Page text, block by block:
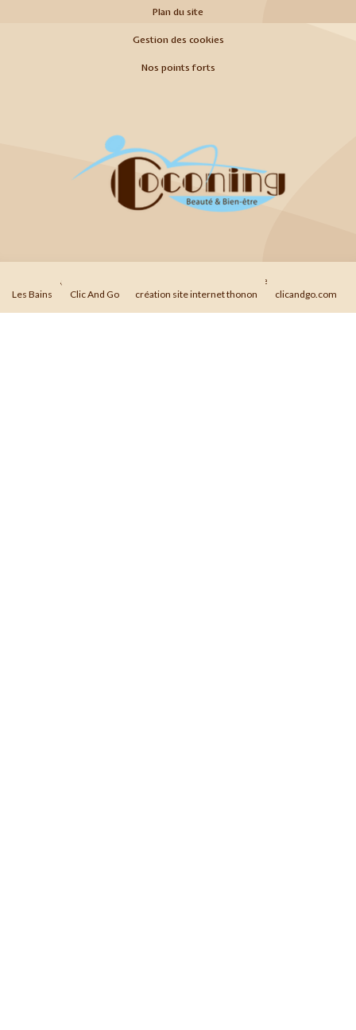
Plan du site
Gestion des cookies
Nos points forts
Agence Web Thonon Les Bains
Référencement Google Thonon
Les Bains
Clic And Go création site internet thonon clicandgo.com